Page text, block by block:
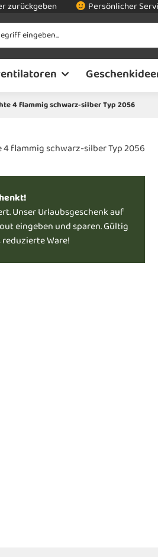
zurückgeben Persönlicher
4 flammig schwarz-silber Typ 2056
Unser Urlaubsgeschenk auf
eingeben und sparen. Gültig
Ware!